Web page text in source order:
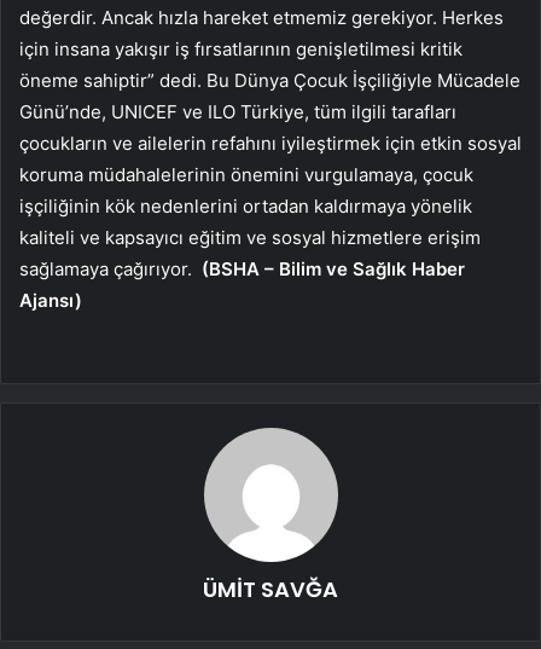
değerdir. Ancak hızla hareket etmemiz gerekiyor. Herkes
için insana yakışır iş fırsatlarının genişletilmesi kritik
öneme sahiptir” dedi. Bu Dünya Çocuk İşçiliğiyle Mücadele
Günü’nde, UNICEF ve ILO Türkiye, tüm ilgili tarafları
çocukların ve ailelerin refahını iyileştirmek için etkin sosyal
koruma müdahalelerinin önemini vurgulamaya, çocuk
işçiliğinin kök nedenlerini ortadan kaldırmaya yönelik
kaliteli ve kapsayıcı eğitim ve sosyal hizmetlere erişim
sağlamaya çağırıyor. (BSHA – Bilim ve Sağlık Haber
Ajansı)
ÜMİT SAVĞA